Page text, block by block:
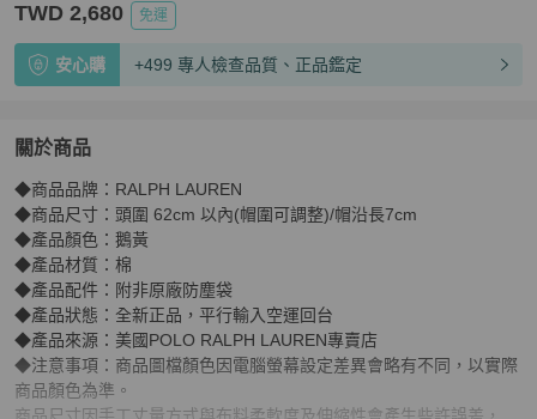
TWD 2,680 免運
安心購 +499 專人檢查品質、正品鑑定
關於商品
關於【RALPH LAUREN】POLO刺繡小馬LOGO鴨舌棒球帽(
◆商品品牌：RALPH LAUREN
◆商品尺寸：頭圍 62cm 以內(帽圍可調整)/帽沿長7cm
◆產品顏色：鵝黃
◆產品材質：棉
◆產品配件：附非原廠防塵袋
◆產品狀態：全新正品，平行輸入空運回台
◆產品來源：美國POLO RALPH LAUREN專賣店
◆注意事項：商品圖檔顏色因電腦螢幕設定差異會略有不同，以實際
商品顏色為準。